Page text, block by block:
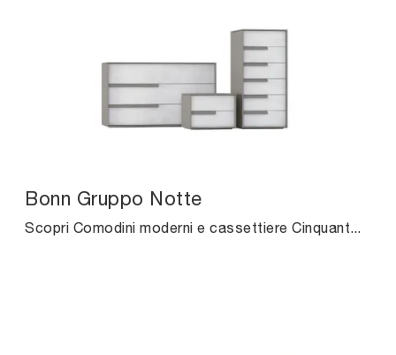
Bonn Gruppo Notte
Scopri Comodini moderni e cassettiere Cinquanta3! Il modello Bonn Gruppo Notte realizzato in melaminico è la scelta ideale.